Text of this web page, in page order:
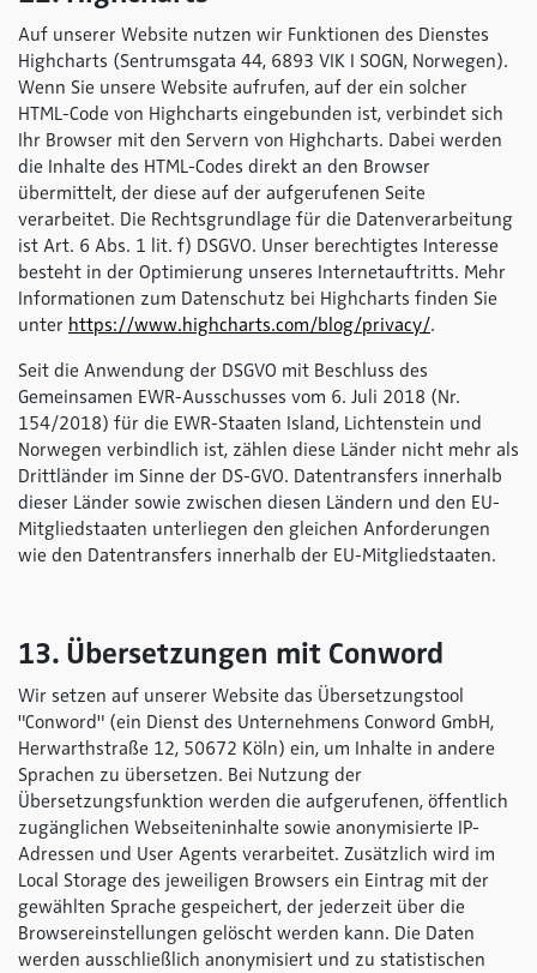
Auf unserer Website nutzen wir Funktionen des Dienstes
Highcharts (Sentrumsgata 44, 6893 VIK I SOGN, Norwegen).
Wenn Sie unsere Website aufrufen, auf der ein solcher
HTML-Code von Highcharts eingebunden ist, verbindet sich
Ihr Browser mit den Servern von Highcharts. Dabei werden
die Inhalte des HTML-Codes direkt an den Browser
übermittelt, der diese auf der aufgerufenen Seite
verarbeitet. Die Rechtsgrundlage für die Datenverarbeitung
ist Art. 6 Abs. 1 lit. f) DSGVO. Unser berechtigtes Interesse
besteht in der Optimierung unseres Internetauftritts. Mehr
Informationen zum Datenschutz bei Highcharts finden Sie
unter https://www.highcharts.com/blog/privacy/.
Seit die Anwendung der DSGVO mit Beschluss des
Gemeinsamen EWR-Ausschusses vom 6. Juli 2018 (Nr.
154/2018) für die EWR-Staaten Island, Lichtenstein und
Norwegen verbindlich ist, zählen diese Länder nicht mehr als
Drittländer im Sinne der DS-GVO. Datentransfers innerhalb
dieser Länder sowie zwischen diesen Ländern und den EU-
Mitgliedstaaten unterliegen den gleichen Anforderungen
wie den Datentransfers innerhalb der EU-Mitgliedstaaten.
13. Übersetzungen mit Conword
Wir setzen auf unserer Website das Übersetzungstool
"Conword" (ein Dienst des Unternehmens Conword GmbH,
Herwarthstraße 12, 50672 Köln) ein, um Inhalte in andere
Sprachen zu übersetzen. Bei Nutzung der
Übersetzungsfunktion werden die aufgerufenen, öffentlich
zugänglichen Webseiteninhalte sowie anonymisierte IP-
Adressen und User Agents verarbeitet. Zusätzlich wird im
Local Storage des jeweiligen Browsers ein Eintrag mit der
gewählten Sprache gespeichert, der jederzeit über die
Browsereinstellungen gelöscht werden kann. Die Daten
werden ausschließlich anonymisiert und zu statistischen